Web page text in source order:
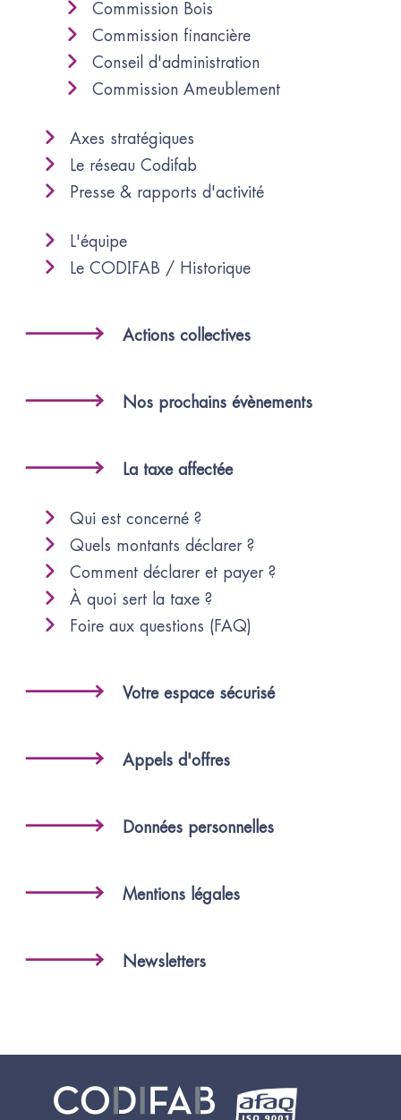
Commission Bois
Commission financière
Conseil d'administration
Commission Ameublement
Axes stratégiques
Le réseau Codifab
Presse & rapports d'activité
L'équipe
Le CODIFAB / Historique
Actions collectives
Nos prochains évènements
La taxe affectée
Qui est concerné ?
Quels montants déclarer ?
Comment déclarer et payer ?
À quoi sert la taxe ?
Foire aux questions (FAQ)
Votre espace sécurisé
Appels d'offres
Données personnelles
Mentions légales
Newsletters